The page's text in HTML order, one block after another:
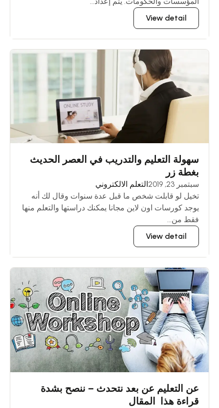
View detail
سهولة التعليم والتدريب في العصر الحديث
بغطة زر
سبتمبر 23, 2019
التعلم الالكتروني
تخيل لو قابلت شخص ما قبل عدة سنوات وقال لك أنه
يوجد كورسات اون لاين مجانا يمكنك دراستها والتعلم منها
فقط من...
View detail
عن التعليم عن بعد نتحدث – ننصح بشدة
قراءة هذا المقال